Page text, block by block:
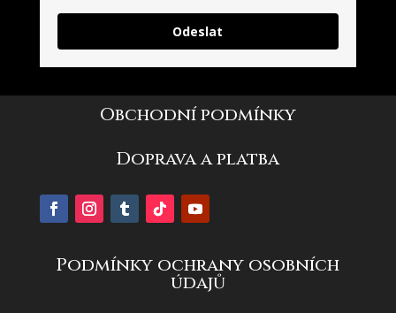
Odeslat
Obchodní podmínky
Doprava a platba
Podmínky ochrany osobních
údajů